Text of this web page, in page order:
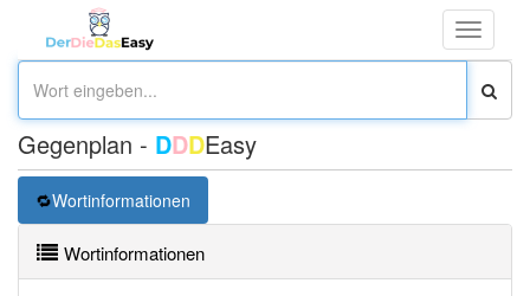
Toggle
Gegenplan - DDDEasy
Wortinformationen
Wortinformationen